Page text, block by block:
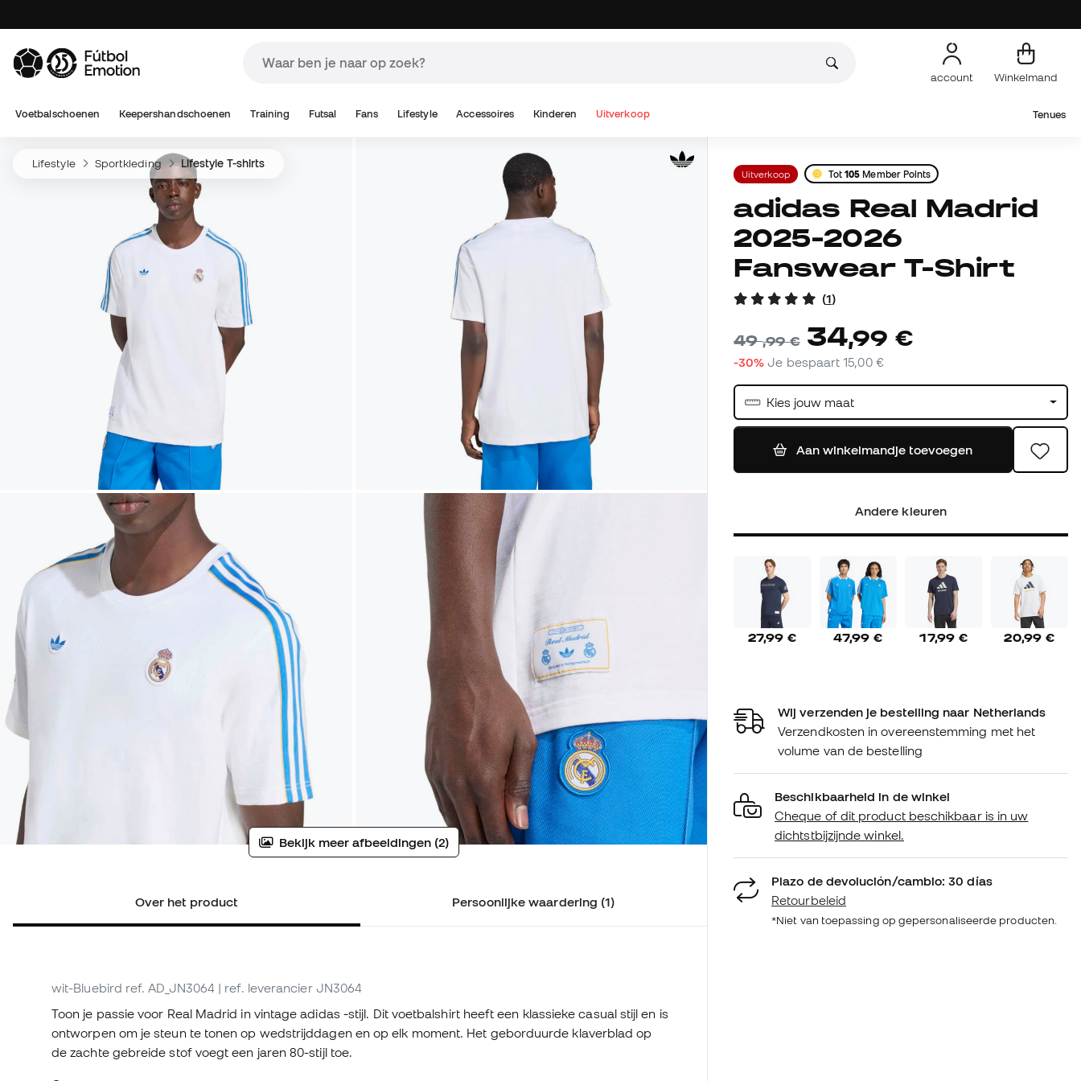
account Winkelmand
Voetbalschoenen Keepershandschoenen Training Futsal Fans Lifestyle Accessoires Kinderen Uitverkoop Tenues
Lifestyle Sportkleding Lifestyle T-shirts
Bekijk meer afbeeldingen (2)
Over het product Persoonlijke waardering (1)
wit-Bluebird ref. AD_JN3064 | ref. leverancier JN3064
Toon je passie voor Real Madrid in vintage adidas -stijl. Dit voetbalshirt heeft een klassieke casual stijl en is
ontworpen om je steun te tonen op wedstrijddagen en op elk moment. Het geborduurde klaverblad op
de zachte gebreide stof voegt een jaren 80-stijl toe.
Uitverkoop Tot105 Member Points
adidas Real Madrid
2025-2026
Fanswear T-Shirt
(1)
49,99 € 34,99 €
-30% Je bespaart15,00 €
Kies jouw maat
Aan winkelmandje toevoegen
Andere kleuren
27,99 € 47,99 € 17,99 € 20,99 €
Wij verzenden je bestelling naar Netherlands
Verzendkosten in overeenstemming met het
volume van de bestelling
Beschikbaarheid in de winkel
Cheque of dit product beschikbaar is in uw
dichtstbijzijnde winkel.
Plazo de devolución/cambio: 30 días
Retourbeleid
*Niet van toepassing op gepersonaliseerde producten.